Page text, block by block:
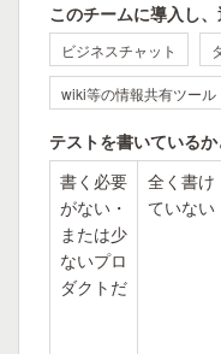
このチームに導入し
ビジネスチャット
wiki等の情報共有ツール
テストを書いている
書く必要
がない・
または少
ないプロ
ダクトだ
全く書け
ていない